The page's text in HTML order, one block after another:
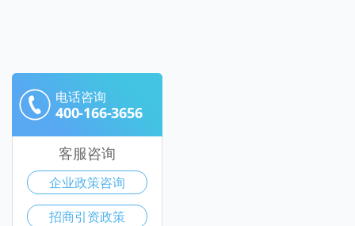
电话咨询
400-166-3656
客服咨询
企业政策咨询
招商引资政策